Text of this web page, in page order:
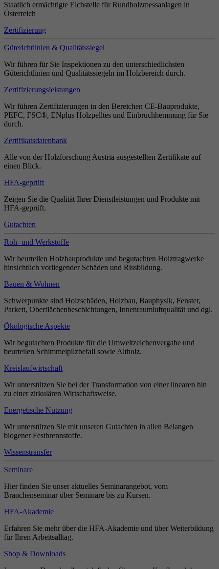
Staatlich ermächtigte Eichstelle für Rundholzmessanlagen in
Österreich
Zertifizierung
Güterichtlinien & Qualitätssiegel
Wir führen für Sie Inspektionen zu den unterschiedlichsten
Güterichtlinien und Qualitätssiegeln im Holzbereich durch.
Zertifizierungsleistungen
Wir führen Zertifizierungen in den Bereichen CE-Bauprodukte,
PEFC, FSC®, ENplus Holzpelltes und Einbruchhemmung für Sie
durch.
Zertifikatsdatenbank
Alle von der Holzforschung Austria ausgestellten Zertifikate auf
einen Blick.
HFA-geprüft
Zeigen Sie die Qualität Ihrer Dienstleistungen und Produkte mit
HFA-geprüft.
Gutachten
Roh- und Werkstoffe
Wir beurteilen Holzbauprodukte und begutachten Holztragwerke
hinsichtlich vorliegender Schäden und Rissbildung.
Bauen & Wohnen
Schwerpunkte sind Holzschäden, Holzbau, Bauphysik, Fenster,
Parkett, Oberflächenbeschichtungen, Innenraumluftqualität und dgl.
Ökologische Aspekte
Wir begutachten Produkte für die Umweltzeichenvergabe und
beurteilen Schimmelpilzbefall sowie Altholz.
Kreislaufwirtschaft
Wir unterstützen Sie bei der Transformation von einer linearen hin
zu einer zirkulären Wirtschaftsweise.
Energetische Nutzung
Wir unterstützen Sie mit unseren Gutachten in allen Belangen
biogener Festbrennstoffe.
Wissenstransfer
Seminare
Hier finden Sie unser aktuelles Seminarangebot, vom
Branchenseminar über Seminare bis zu Kursen.
HFA-Akademie
Erfahren Sie mehr über die HFA-Akademie und über Weiterbildung
für Ihren Arbeitsalltag.
Shop & Downloads